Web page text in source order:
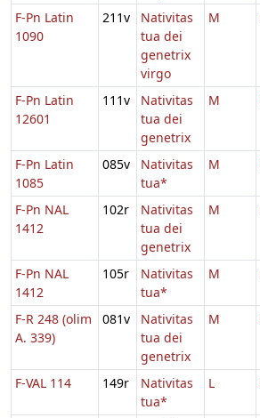
F-Pn Latin
1090
211v
Nativitas
tua dei
genetrix
virgo
M
F-Pn Latin
12601
111v
Nativitas
tua dei
genetrix
M
F-Pn Latin
1085
085v
Nativitas
tua*
M
F-Pn NAL
1412
102r
Nativitas
tua dei
genetrix
M
F-Pn NAL
1412
105r
Nativitas
tua*
M
F-R 248 (olim
A. 339)
081v
Nativitas
tua dei
genetrix
M
F-VAL 114 149r
Nativitas
tua*
L